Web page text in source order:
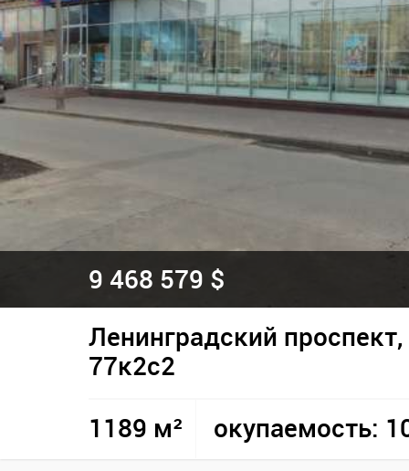
9 468 579 $
Ленинградский
77к2с2
1189 м² окупаемость: